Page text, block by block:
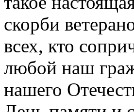
скорби
всех, кто
любой наш
нашего